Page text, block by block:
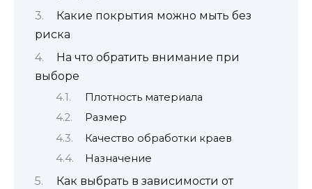
Какие покрытия можно мыть без
риска
На что обратить внимание при
выборе
Плотность материала
Размер
Качество обработки краев
Назначение
Как выбрать в зависимости от